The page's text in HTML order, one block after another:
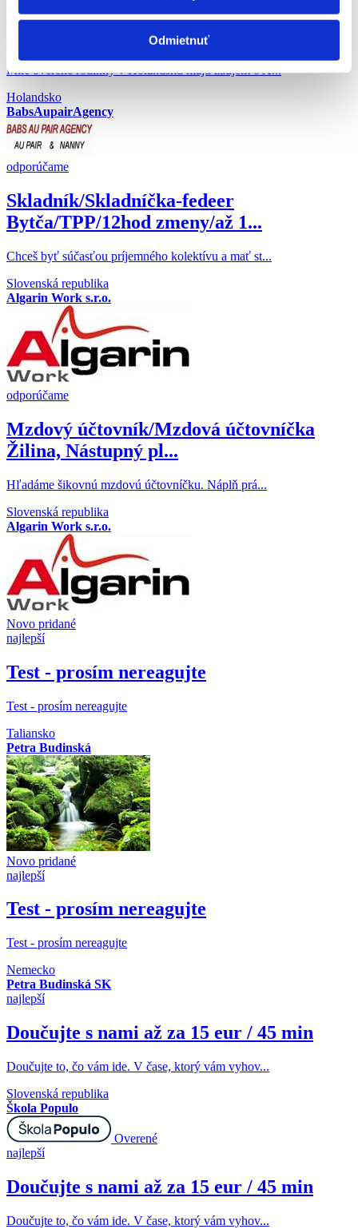
Odmietnuť
Prihlás sa na Aupair do Holandska !! -
ŽIADNE POPLATK...
Milé overené rodinky v Holandsku majú záujem o A...
Holandsko
BabsAupairAgency
odporúčame
Skladník/Skladníčka-fedeer
Bytča/TPP/12hod zmeny/až 1...
Chceš byť súčasťou príjemného kolektívu a mať st...
Slovenská republika
Algarin Work s.r.o.
odporúčame
Mzdový účtovník/Mzdová účtovníčka
Žilina, Nástupný pl...
​Hľadáme šikovnú mzdovú účtovníčku. Náplň prá...
Slovenská republika
Algarin Work s.r.o.
Novo pridané
najlepší
Test - prosím nereagujte
Test - prosím nereagujte
Taliansko
Petra Budinská
Novo pridané
najlepší
Test - prosím nereagujte
Test - prosím nereagujte
Nemecko
Petra Budinská SK
najlepší
Doučujte s nami až za 15 eur / 45 min
Doučujte to, čo vám ide. V čase, ktorý vám vyhov...
Slovenská republika
Škola Populo
Overené
najlepší
Doučujte s nami až za 15 eur / 45 min
Doučujte to, čo vám ide. V čase, ktorý vám vyhov...